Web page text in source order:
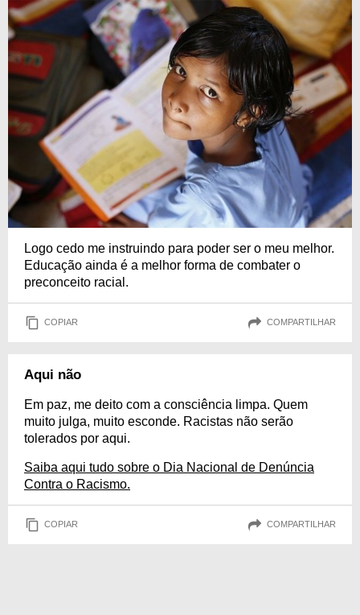
Logo cedo me instruindo para poder ser o meu melhor.
Educação ainda é a melhor forma de combater o
preconceito racial.
COPIAR COMPARTILHAR
Aqui não
Em paz, me deito com a consciência limpa. Quem
muito julga, muito esconde. Racistas não serão
tolerados por aqui.
Saiba aqui tudo sobre o Dia Nacional de Denúncia
Contra o Racismo.
COPIAR COMPARTILHAR